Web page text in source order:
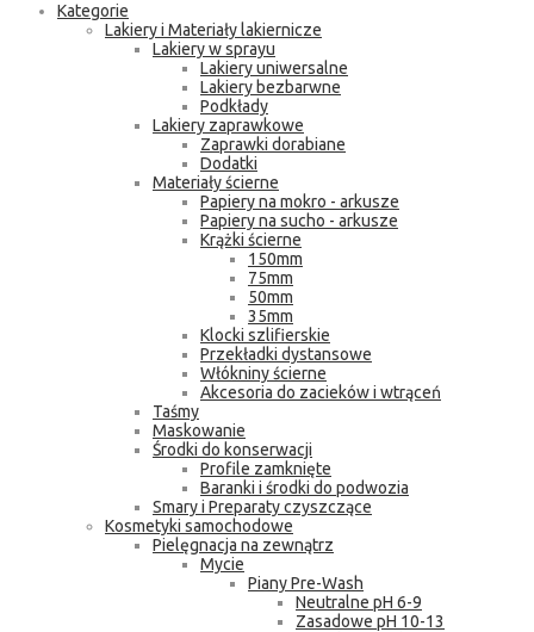
Kategorie
Lakiery i Materiały lakiernicze
Lakiery w sprayu
Lakiery uniwersalne
Lakiery bezbarwne
Podkłady
Lakiery zaprawkowe
Zaprawki dorabiane
Dodatki
Materiały ścierne
Papiery na mokro - arkusze
Papiery na sucho - arkusze
Krążki ścierne
150mm
75mm
50mm
35mm
Klocki szlifierskie
Przekładki dystansowe
Włókniny ścierne
Akcesoria do zacieków i wtrąceń
Taśmy
Maskowanie
Środki do konserwacji
Profile zamknięte
Baranki i środki do podwozia
Smary i Preparaty czyszczące
Kosmetyki samochodowe
Pielęgnacja na zewnątrz
Mycie
Piany Pre-Wash
Neutralne pH 6-9
Zasadowe pH 10-13